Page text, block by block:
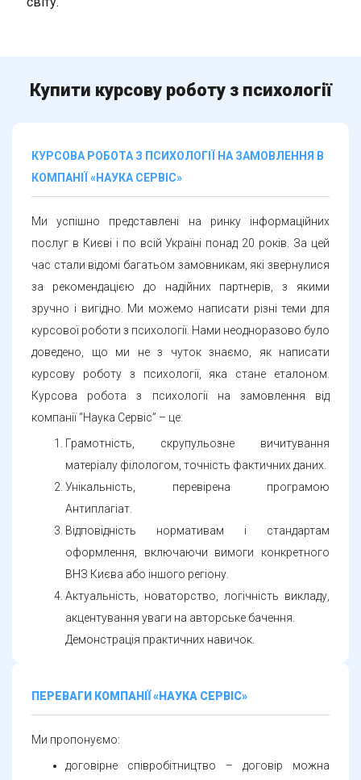
Купити курсову роботу з психології
КУРСОВА РОБОТА З ПСИХОЛОГІЇ НА ЗАМОВЛЕННЯ В
КОМПАНІЇ «НАУКА СЕРВІС»
Ми успішно представлені на ринку інформаційних
послуг в Києві і по всій Україні понад 20 років. За цей
час стали відомі багатьом замовникам, які звернулися
за рекомендацією до надійних партнерів, з якими
зручно і вигідно. Ми можемо написати різні теми для
курсової роботи з психології. Нами неодноразово було
доведено, що ми не з чуток знаємо, як написати
курсову роботу з психології, яка стане еталоном.
Курсова робота з психології на замовлення від
компанії “Наука Сервіс” – це:
Грамотність, скрупульозне вичитування
матеріалу філологом, точність фактичних даних.
Унікальність, перевірена програмою
Антиплагіат.
Відповідність нормативам і стандартам
оформлення, включаючи вимоги конкретного
ВНЗ Києва або іншого регіону.
Актуальність, новаторство, логічність викладу,
акцентування уваги на авторське бачення.
Демонстрація практичних навичок.
ПЕРЕВАГИ КОМПАНІЇ «НАУКА СЕРВІС»
Ми пропонуємо:
договірне співробітництво – договір можна